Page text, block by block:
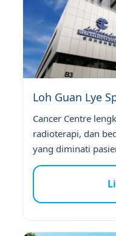
Loh Guan Lye
Cancer Centre
radioterapi, dan
yang diminati